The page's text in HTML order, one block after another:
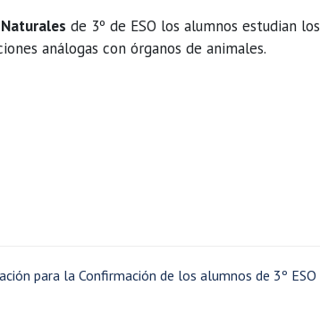
de 3º de ESO los alumnos estudian los
análogas con órganos de animales.
para la Confirmación de los alumnos de 3º ESO